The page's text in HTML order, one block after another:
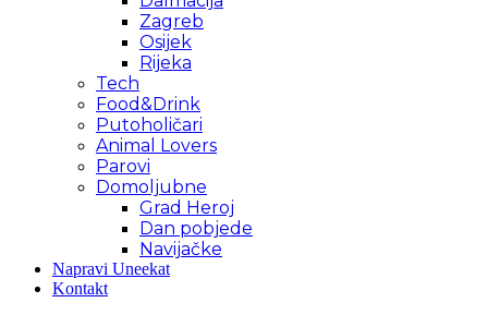
Zagreb
Osijek
Rijeka
Tech
Food&Drink
Putoholičari
Animal Lovers
Parovi
Domoljubne
Grad Heroj
Dan pobjede
Navijačke
Napravi Uneekat
Kontakt